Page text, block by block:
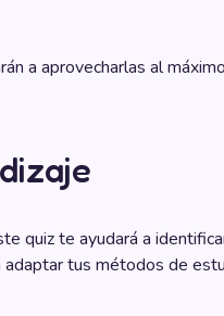
a aprovecharlas al
quiz te ayudará a
tus métodos de